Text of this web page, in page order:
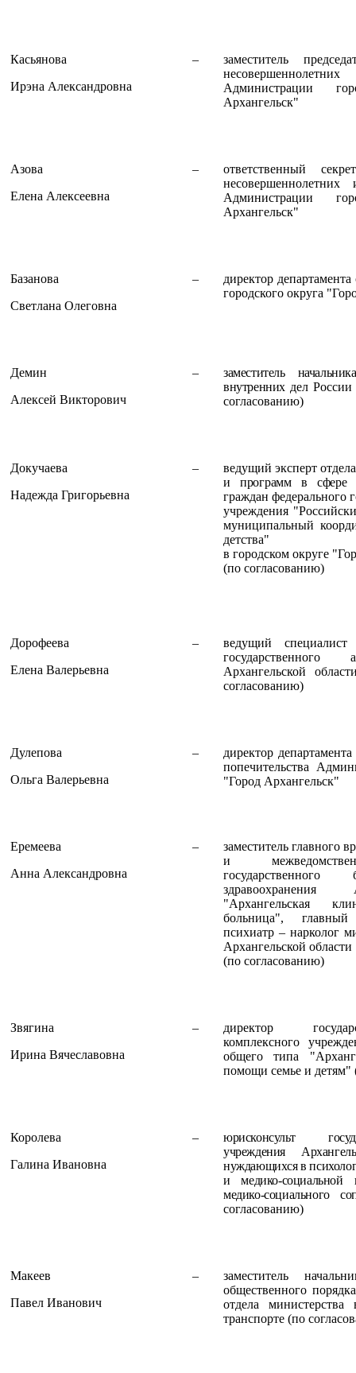
Касьянова
Ирэна Александровна
–
заместитель
Администрации
Архангельск"
Азова
Елена Алексеевна
–
ответственный
Администрации
Архангельск"
Базанова
Светлана Олеговна
–
директор
городского округа
Демин
Алексей Викторович
–
заместитель
внутреннихдел России
согласованию)
Докучаева
Надежда Григорьевна
–
ведущий эксперт
и программ в сфере
граждан федерального
учреждения
муниципальный
детства"
в городском округе
(по согласованию)
Дорофеева
Елена Валерьевна
–
ведущий
государственного
Архангельской
согласованию)
Дулепова
Ольга Валерьевна
–
директор
попечительства
"Город Архангельск"
Еремеева
Анна Александровна
–
заместитель главного
и
государственного
здравоохранения
"Архангельская
больница",
психиатр – нарколог
Архангельской области
(по согласованию)
Звягина
Ирина Вячеславовна
–
директор
комплексного
общего типа
помощи семье и детям"
Королева
Галина Ивановна
–
юрисконсульт
учреждения
нуждающихся в
и медико-
медико-социального
согласованию)
Макеев
Павел Иванович
–
заместитель
общественного
отдела
транспорте (по